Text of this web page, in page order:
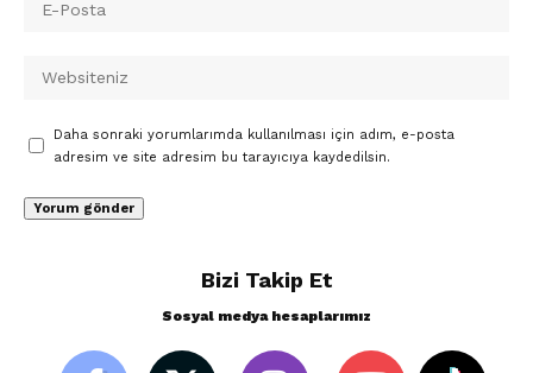
Daha sonraki yorumlarımda kullanılması için adım, e-posta
adresim ve site adresim bu tarayıcıya kaydedilsin.
Bizi Takip Et
Sosyal medya hesaplarımız